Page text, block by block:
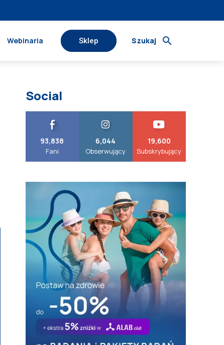
Szukaj
Webinaria Sklep
Social
93,838
Fani
6,044
Obserwujący
19,600
Subskrybujący